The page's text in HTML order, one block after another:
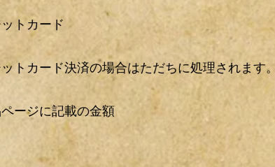
カード
の場合はただちに処理されます。
記載の金額